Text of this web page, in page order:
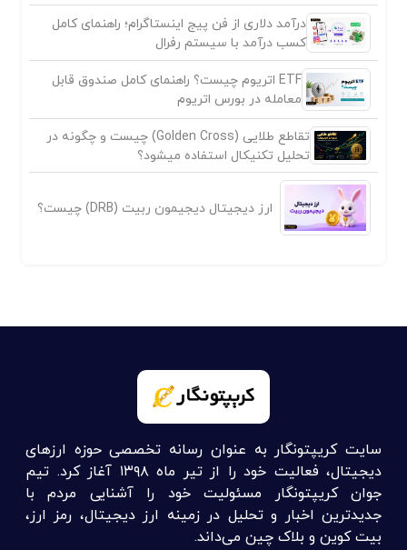
درآمد دلاری از فن پیج اینستاگرام؛ راهنمای کامل
کسب درآمد با سیستم رفرال
ETF اتریوم چیست؟ راهنمای کامل صندوق قابل
معامله در بورس اتریوم
تقاطع طلایی (Golden Cross) چیست و چگونه در
تحلیل تکنیکال استفاده میشود؟
ارز دیجیتال دیجیمون ربیت (DRB) چیست؟
سایت کریپتونگار به عنوان رسانه تخصصی حوزه ارزهای
دیجیتال، فعالیت خود را از تیر ماه ۱۳۹۸ آغاز کرد. تیم
جوان کریپتونگار مسئولیت خود را آشنایی مردم با
جدیدترین اخبار و تحلیل در زمینه ارز دیجیتال، رمز ارز،
بیت کوین و بلاک چین می‌داند.